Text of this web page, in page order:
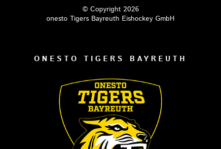
© Copyright 2026
onesto Tigers Bayreuth Eishockey GmbH
ONESTO TIGERS BAYREUTH